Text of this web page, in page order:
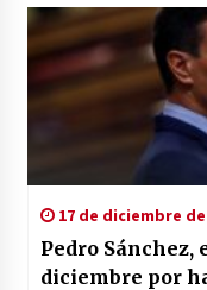
17 de diciembre de
Pedro Sánchez,
diciembre por